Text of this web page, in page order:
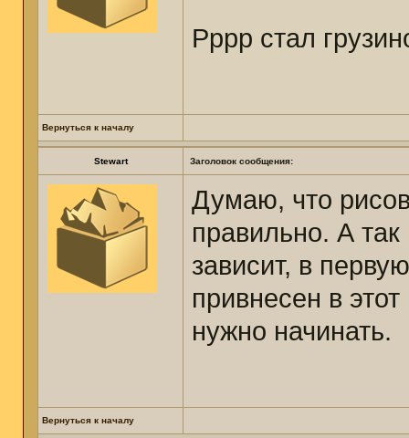
Рррр стал
Вернуться к началу
Stewart Заголовок сообщения:
Думаю, что
правильно. А
зависит, в
привнесен в
нужно начинать.
Вернуться к началу